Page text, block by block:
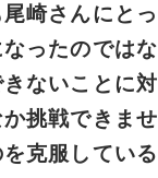
崎さんにとっ
ったのではな
ないことに対
挑戦できませ
克服している